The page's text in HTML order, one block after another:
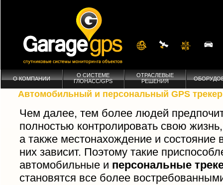
О КОМПАНИИ
О СИСТЕМЕ
ГЛОНАСС/GPS
ОТРАСЛЕВЫЕ
РЕШЕНИЯ
Автомобильный и персональный GPS трекер
Чем далее, тем более людей
полностью контролировать свою
а также местонахождение и состояние
них зависит. Поэтому такие
автомобильные и персональные
становятся все более